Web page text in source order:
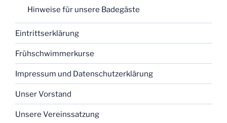
Hinweise für unsere Badegäste
Eintrittserklärung
Frühschwimmerkurse
Impressum und Datenschutzerklärung
Unser Vorstand
Unsere Vereinssatzung